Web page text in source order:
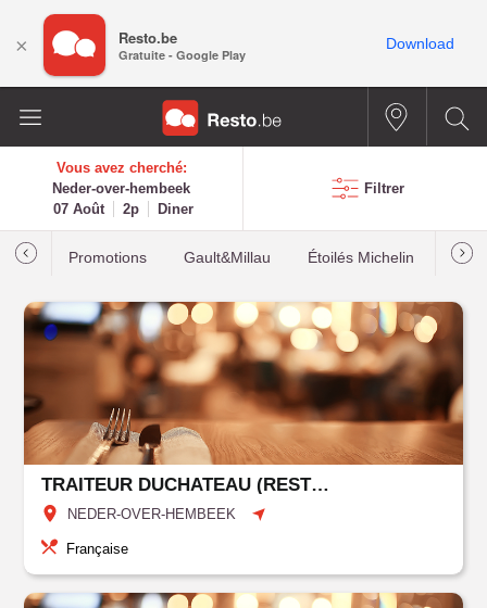
Vous avez cherché:
Neder-over-hembeek
07 Août
2p Diner
Filtrer
Promotions Gault&Millau Étoilés Michelin Les
TRAITEUR DUCHATEAU (RESTODUC)
NEDER-OVER-HEMBEEK
Française
× Resto.be
Gratuite - Google Play
Download